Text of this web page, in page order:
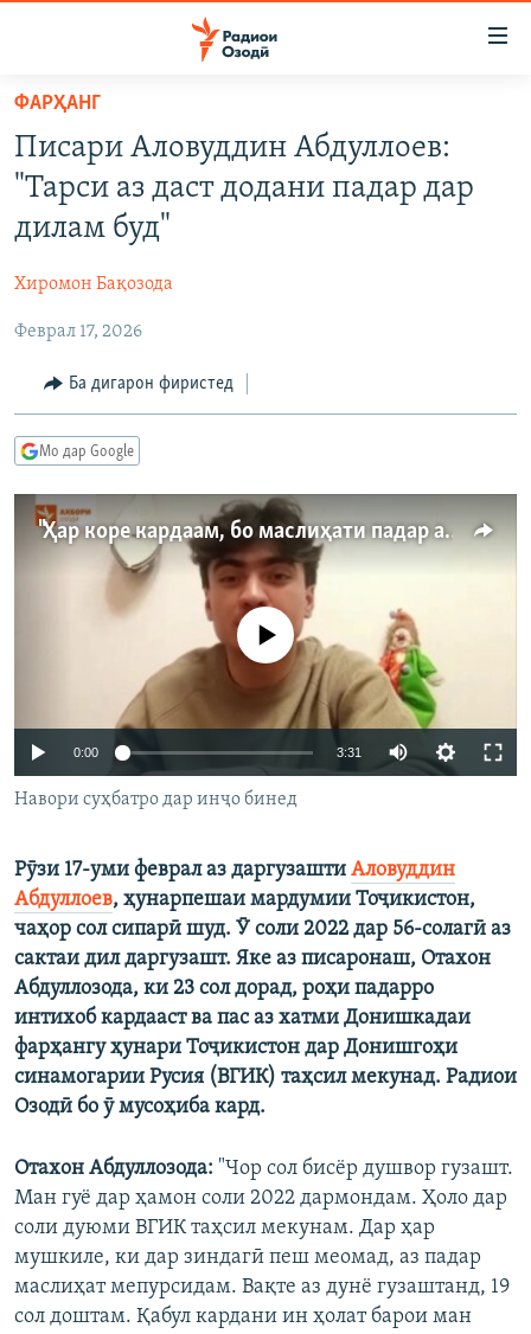
Ҷаҳиш
мояи
аслӣ
Ҷаҳиш
ба
феҳристи
аслӣ
Ҷаҳиш
ҷустор
СИЁСАТ
ҚАЗИЯИ "КРОКУС"
ОСИЁИ МАРКАЗӢ
ФАРҲАНГ
ВАРЗИШ
ГАПИ ОЗОД
РӮЗГОРИ МУҲОҶИР
ТАҲҚИҚОТ
ҶАНГ ДАР УКРАИНА
НАЗАРИ МАРДУМ
ОЗОДӢ ОНЛАЙН
ВИДЕО
НИГОРИСТОН
ГУЗОРИШҲОИ РАДИОӢ
РӮЙХАТҲО
КИТОБҲОИ ОЗОДӢ
Ҳамаи сомонаҳои RFE/RL
ФАРҲАНГ
Писари Аловуддин Абдуллоев:
"Тарси аз даст додани падар дар
дилам буд"
Хиромон Бақозода
Феврал 17, 2026
Ба дигарон фиристед
Мо дар Google
"Ҳар коре кардаам, бо маслиҳати падар аст"
480p
720p
Феълан кор намекунад
0:00 3:31
480p
1080p
Навори суҳбатро дар инҷо бинед
Рӯзи 17-уми феврал аз даргузашти Аловуддин
Абдуллоев, ҳунарпешаи мардумии Тоҷикистон,
чаҳор сол сипарӣ шуд. Ӯ соли 2022 дар 56-солагӣ аз
сактаи дил даргузашт. Яке аз писаронаш, Отахон
Абдуллозода, ки 23 сол дорад, роҳи падарро
интихоб кардааст ва пас аз хатми Донишкадаи
фарҳангу ҳунари Тоҷикистон дар Донишгоҳи
синамогарии Русия (ВГИК) таҳсил мекунад. Радиои
Озодӣ бо ӯ мусоҳиба кард.
Отахон Абдуллозода: "Чор сол бисёр душвор гузашт.
Ман гуё дар ҳамон соли 2022 дармондам. Ҳоло дар
соли дуюми ВГИК таҳсил мекунам. Дар ҳар
мушкиле, ки дар зиндагӣ пеш меомад, аз падар
маслиҳат мепурсидам. Вақте аз дунё гузаштанд, 19
сол доштам. Қабул кардани ин ҳолат барои ман